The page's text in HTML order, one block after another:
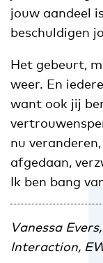
jouw aandeel
beschuldigen
Het gebeurt,
weer. En
want ook jij
nu
afgedaan,
Ik ben bang
Vanessa
Interaction,